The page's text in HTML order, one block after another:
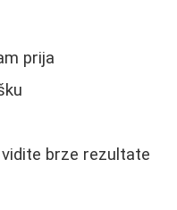
prija
brze rezultate